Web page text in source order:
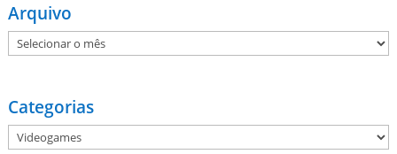
Arquivo
Arquivo
Categorias
Categorias